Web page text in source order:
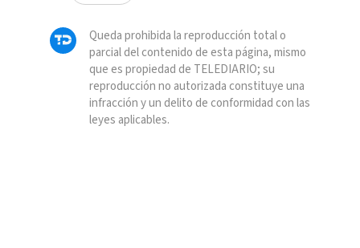
Queda prohibida la reproducción total o
parcial del contenido de esta página, mismo
que es propiedad de TELEDIARIO; su
reproducción no autorizada constituye una
infracción y un delito de conformidad con las
leyes aplicables.